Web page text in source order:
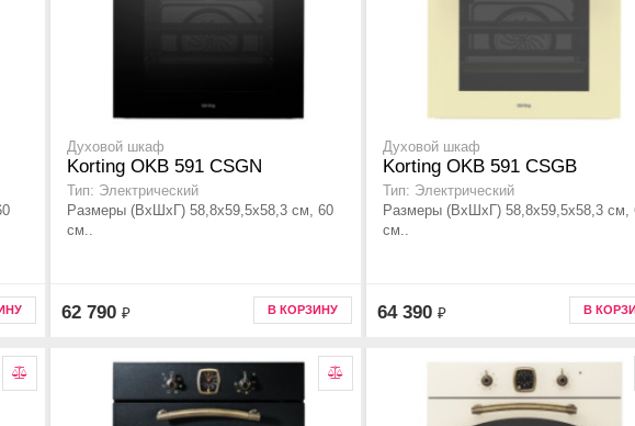
Духовой шкаф
Korting OKB 591 CSGN
Тип: Электрический
Размеры (ВхШхГ) 58,8х59,5х58,3 см, 60
см..
62 790 ₽ В КОРЗИНУ
Духовой шкаф
Korting OKB 591 CSGB
Тип: Электрический
Размеры (ВхШхГ) 58,8х59,5х58,3 см,
см..
64 390 ₽ В